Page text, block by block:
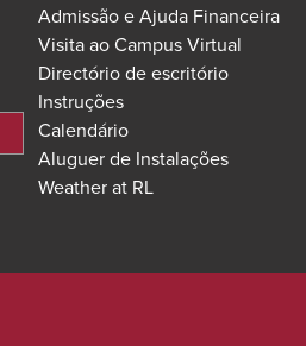
Admissão e Ajuda Financeira
Visita ao Campus Virtual
Directório de escritório
Instruções
Calendário
Aluguer de Instalações
Weather at RL